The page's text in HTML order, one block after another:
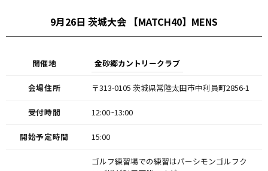
9月26日 茨城大会 【MATCH40】MENS
開催地 金砂郷カントリークラブ
会場住所 〒313-0105 茨城県常陸太田市中利員町2856-1
受付時間 12:00~13:00
開始予定時間 15:00
ゴルフ練習場での練習はパーシモンゴルフク